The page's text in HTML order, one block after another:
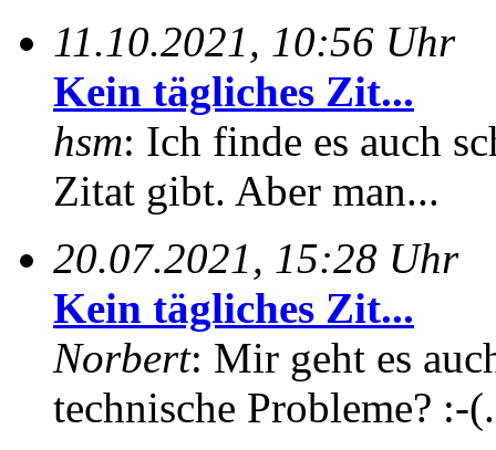
11.10.2021, 10:56 Uhr
Kein tägliches Zit...
hsm: Ich finde es auch
Zitat gibt. Aber man...
20.07.2021, 15:28 Uhr
Kein tägliches Zit...
Norbert: Mir geht es
technische Probleme? :-